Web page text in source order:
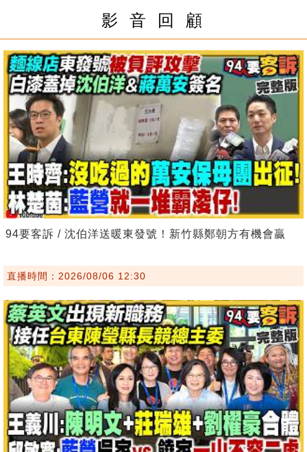
影 音 回 顧
94要客訴 / 沈伯洋送暖東發號！新竹縣鄭朝方有機會贏
直播時間：2026/08/06 12:30